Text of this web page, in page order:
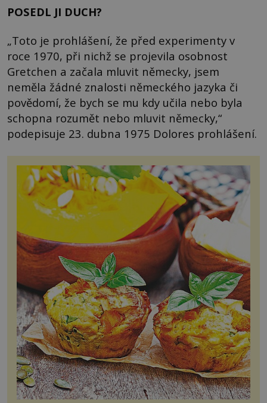
POSEDL JI DUCH?
„Toto je prohlášení, že před experimenty v
roce 1970, při nichž se projevila osobnost
Gretchen a začala mluvit německy, jsem
neměla žádné znalosti německého jazyka či
povědomí, že bych se mu kdy učila nebo byla
schopna rozumět nebo mluvit německy,“
podepisuje 23. dubna 1975 Dolores prohlášení.